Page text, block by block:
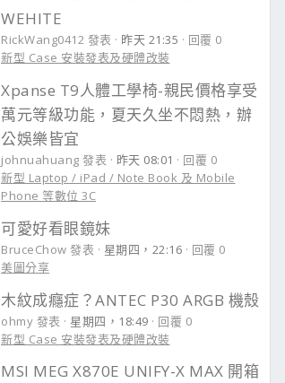
WEHITE
RickWang0412 發表 昨天 21:35
回覆 0
新型 Case 安裝發表及硬體改裝
Xpanse T9人體工學椅-親民價格享受
萬元等級功能，夏天久坐不悶熱，辦
公娛樂皆宜
johnuahuang 發表 昨天 08:01
回覆 0
新型 Laptop / iPad / Note Book 及 Mobile
Phone 等數位 3C
可愛好看眼鏡妹
BruceChow 發表 星期四，22:16
回覆 0
美圖分享
木紋成癮症？ANTEC P30 ARGB 機殼
ohmy 發表 星期四，18:49
回覆 0
新型 Case 安裝發表及硬體改裝
MSI MEG X870E UNIFY-X MAX 開箱